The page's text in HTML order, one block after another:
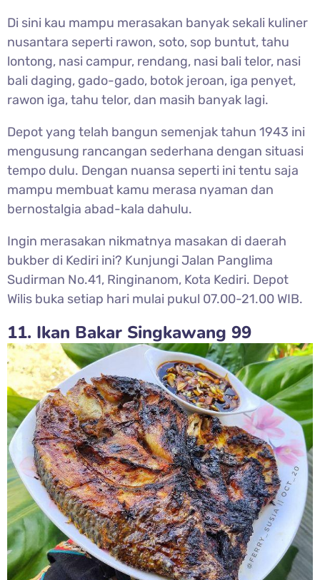
Di sini kau mampu merasakan banyak sekali kuliner
nusantara seperti rawon, soto, sop buntut, tahu
lontong, nasi campur, rendang, nasi bali telor, nasi
bali daging, gado-gado, botok jeroan, iga penyet,
rawon iga, tahu telor, dan masih banyak lagi.
Depot yang telah bangun semenjak tahun 1943 ini
mengusung rancangan sederhana dengan situasi
tempo dulu. Dengan nuansa seperti ini tentu saja
mampu membuat kamu merasa nyaman dan
bernostalgia abad-kala dahulu.
Ingin merasakan nikmatnya masakan di daerah
bukber di Kediri ini? Kunjungi Jalan Panglima
Sudirman No.41, Ringinanom, Kota Kediri. Depot
Wilis buka setiap hari mulai pukul 07.00-21.00 WIB.
11. Ikan Bakar Singkawang 99